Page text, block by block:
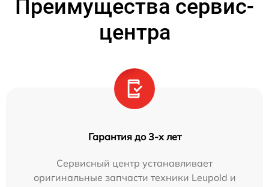
Преимущества сервис-
центра
Гарантия до 3-х лет
Сервисный центр устанавливает
оригинальные запчасти техники Leupold и